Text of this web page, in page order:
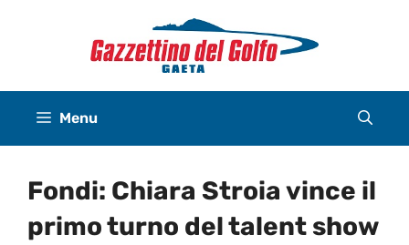
Menu
Fondi: Chiara Stroia vince il
primo turno del talent show